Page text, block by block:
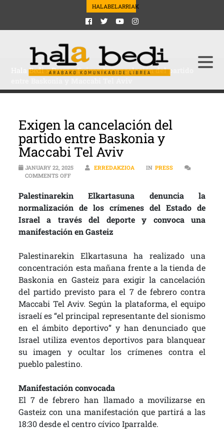
HALABELARRIAK
Hala Bedi>Press>Exigen la cancelación del partido
Exigen la cancelación del
partido entre Baskonia y
Maccabi Tel Aviv
JANUARY 22, 2025 ERREDAKZIOA IN PRESS
COMMENTS OFFON EXIGEN LA CANCELACIÓN DEL PARTIDO ENTRE
Palestinarekin Elkartasuna denuncia la
normalización de los crímenes del Estado de
Israel a través del deporte y convoca una
manifestación en Gasteiz
Palestinarekin Elkartasuna ha realizado una
concentración esta mañana frente a la tienda de
Baskonia en Gasteiz para exigir la cancelación
del partido previsto para el 7 de febrero contra
Maccabi Tel Aviv. Según la plataforma, el equipo
israelí es “el principal representante del sionismo
en el ámbito deportivo” y han denunciado que
Israel utiliza eventos deportivos para blanquear
su imagen y ocultar los crímenes contra el
pueblo palestino.
Manifestación convocada
El 7 de febrero han llamado a movilizarse en
Gasteiz con una manifestación que partirá a las
18:30 desde el centro cívico Iparralde.